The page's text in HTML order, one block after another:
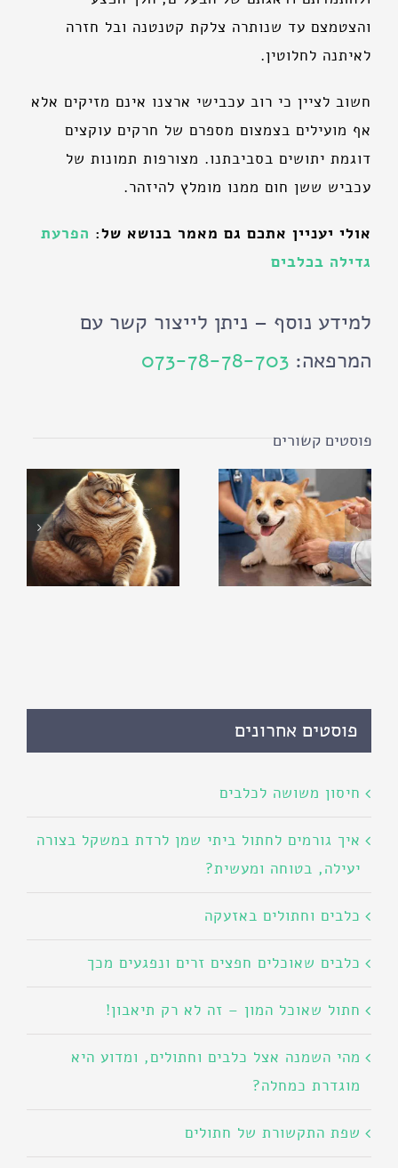
והצטמצם עד שנותרה צלקת קטנטנה ובל חזרה
לאיתנה לחלוטין.
חשוב לציין כי רוב עכבישי ארצנו אינם מזיקים אלא
אף מועילים בצמצום מספרם של חרקים עוקצים
דוגמת יתושים בסביבתנו. מצורפות תמונות של
עכביש ששן חום ממנו מומלץ להיזהר.
אולי יעניין אתכם גם מאמר בנושא של: הפרעת
גדילה בכלבים
למידע נוסף – ניתן לייצור קשר עם
המרפאה: 073-78-78-703
פוסטים קשורים
פוסטים אחרונים
חיסון משושה לכלבים
איך גורמים לחתול ביתי שמן לרדת במשקל בצורה
יעילה, בטוחה ומעשית?
כלבים וחתולים באזעקה
כלבים שאוכלים חפצים זרים ונפגעים מכך
חתול שאוכל המון – זה לא רק תיאבון!
מהי השמנה אצל כלבים וחתולים, ומדוע היא
מוגדרת כמחלה?
שפת התקשורת של חתולים